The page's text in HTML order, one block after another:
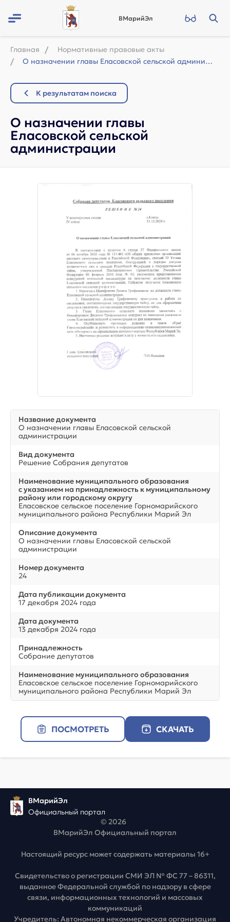
ВМарийЭл
Главная
Нормативные правовые акты
О назначении главы Еласовской сельской администрации
К результатам поиска
О назначении главы
Еласовской сельской
администрации
Название документа
О назначении главы Еласовской сельской
администрации
Вид документа
Решение Собрания депутатов
Наименование муниципального образования
с указанием на принадлежность к муниципальному
району или городскому округу
Еласовское сельское поселение Горномарийского
муниципального района Республики Марий Эл
Описание документа
О назначении главы Еласовской сельской
администрации
Номер документа
24
Дата публикации документа
17 декабря 2024 года
Дата документа
13 декабря 2024 года
Принадлежность
Собрание депутатов
Наименование муниципального образования
Еласовское сельское поселение Горномарийского
муниципального района Республики Марий Эл
ПОСМОТРЕТЬ СКАЧАТЬ
ВМарийЭл
Официальный портал
© 2026
ВМарийЭл Официальный портал
Настоящий ресурс может содержать материалы 16+
Свидетельство о регистрации СМИ ЭЛ № ФС 77 – 86311,
выданное Федеральной службой по надзору в сфере
связи, информационных технологий и массовых
коммуникаций
Учредитель: Автономная некоммерческая организация